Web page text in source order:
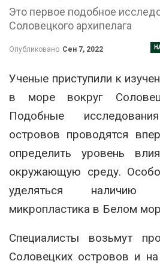
Это первое подобное
Соловецкого архипелага
Опубликовано Сен 7, 2022
Ученые приступили к
в море вокруг
Подобные
островов проводятся
определить уровень
окружающую среду.
уделяться наличию
микропластика в Белом
Специалисты возьмут
Соловецких островов и